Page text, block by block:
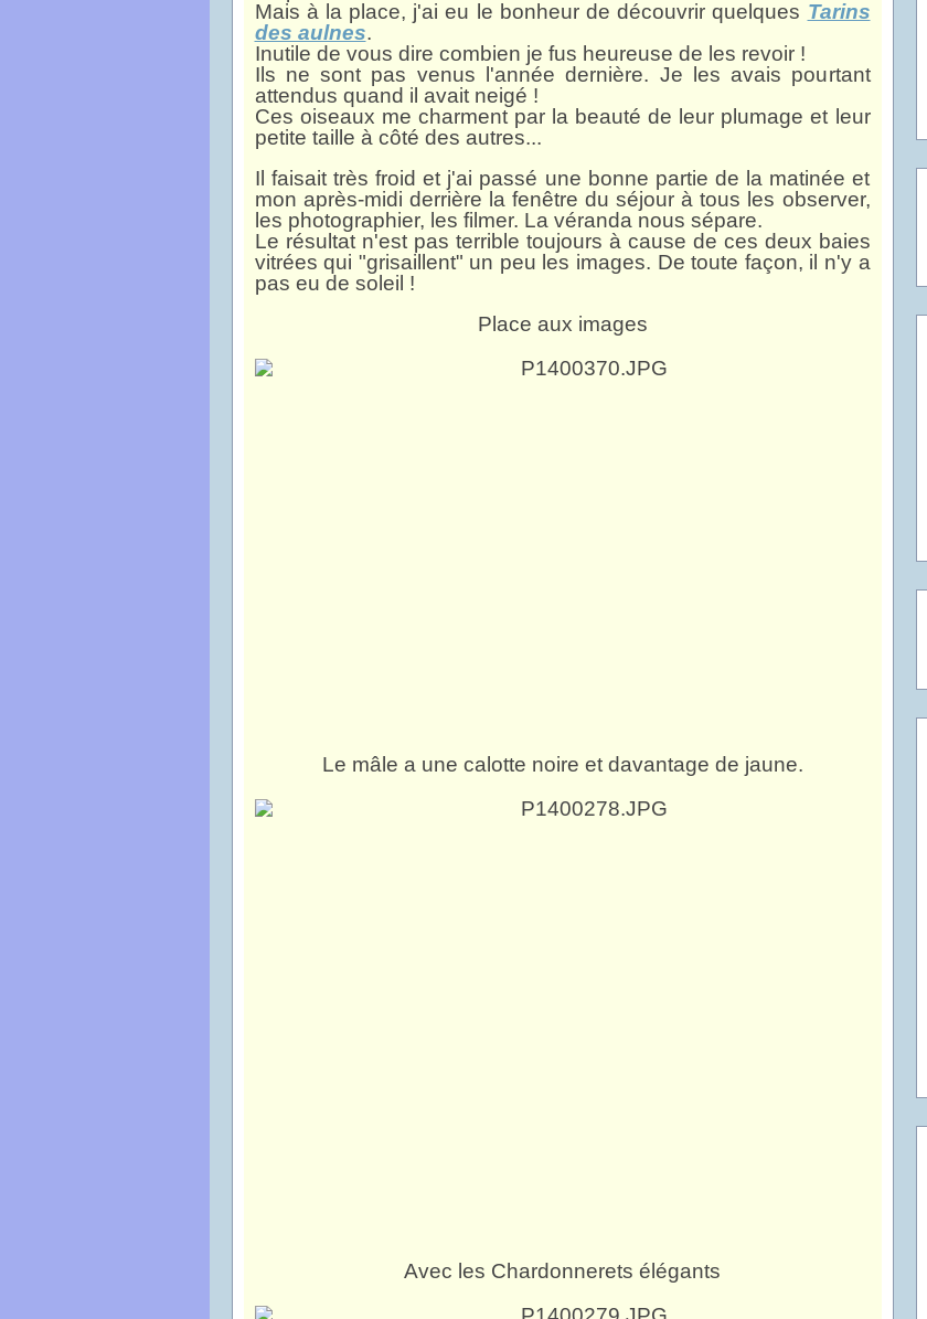
Mais à la place, j'ai eu le bonheur de découvrir quelques Tarins
des aulnes.
Inutile de vous dire combien je fus heureuse de les revoir !
Ils ne sont pas venus l'année dernière. Je les avais pourtant
attendus quand il avait neigé !
Ces oiseaux me charment par la beauté de leur plumage et leur
petite taille à côté des autres...
Il faisait très froid et j'ai passé une bonne partie de la matinée et
mon après-midi derrière la fenêtre du séjour à tous les observer,
les photographier, les filmer. La véranda nous sépare.
Le résultat n'est pas terrible toujours à cause de ces deux baies
vitrées qui "grisaillent" un peu les images. De toute façon, il n'y a
pas eu de soleil !
Place aux images
Le mâle a une calotte noire et davantage de jaune.
Avec les Chardonnerets élégants